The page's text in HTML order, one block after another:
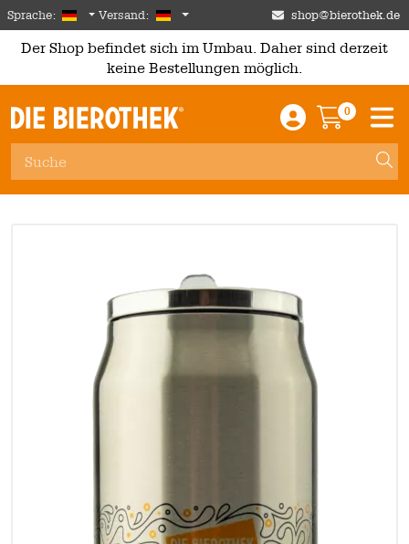
Skip to main content
Sprache: German
Versand: Deutschland shop@bierothek.de
Der Shop befindet sich im Umbau. Daher sind derzeit
keine Bestellungen möglich.
Einloggen /
0